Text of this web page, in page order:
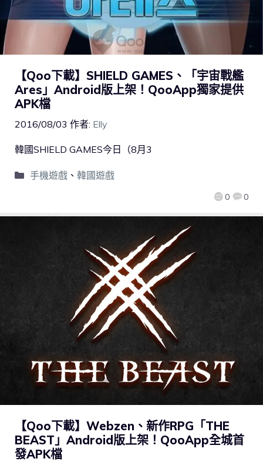
【Qoo下載】SHIELD GAMES、「宇宙戰艦
Ares」Android版上架！QooApp獨家提供
APK檔
2016/08/03 作者: Elly
0 0
韓國SHIELD GAMES今日（8月3
手機遊戲、 韓國遊戲
【Qoo下載】Webzen、新作RPG「THE
BEAST」Android版上架！QooApp全城首
發APK檔